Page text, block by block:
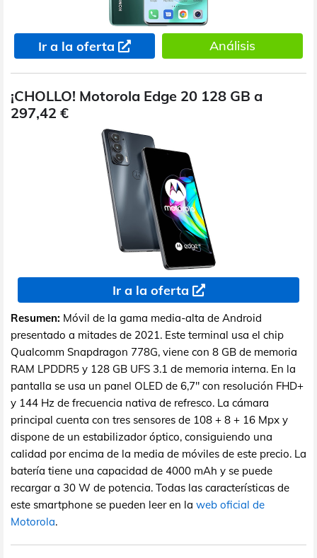
Ir a la oferta Análisis
¡CHOLLO! Motorola Edge 20 128 GB a
297,42 €
Ir a la oferta
Resumen: Móvil de la gama media-alta de Android
presentado a mitades de 2021. Este terminal usa el chip
Qualcomm Snapdragon 778G, viene con 8 GB de memoria
RAM LPDDR5 y 128 GB UFS 3.1 de memoria interna. En la
pantalla se usa un panel OLED de 6,7" con resolución FHD+
y 144 Hz de frecuencia nativa de refresco. La cámara
principal cuenta con tres sensores de 108 + 8 + 16 Mpx y
dispone de un estabilizador óptico, consiguiendo una
calidad por encima de la media de móviles de este precio. La
batería tiene una capacidad de 4000 mAh y se puede
recargar a 30 W de potencia. Todas las características de
este smartphone se pueden leer en la web oficial de
Motorola.